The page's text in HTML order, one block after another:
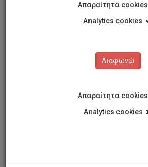
Απαραίτητα cookies
Analytics cookies
Διαφωνώ
Απαραίτητα cookies
Analytics cookies